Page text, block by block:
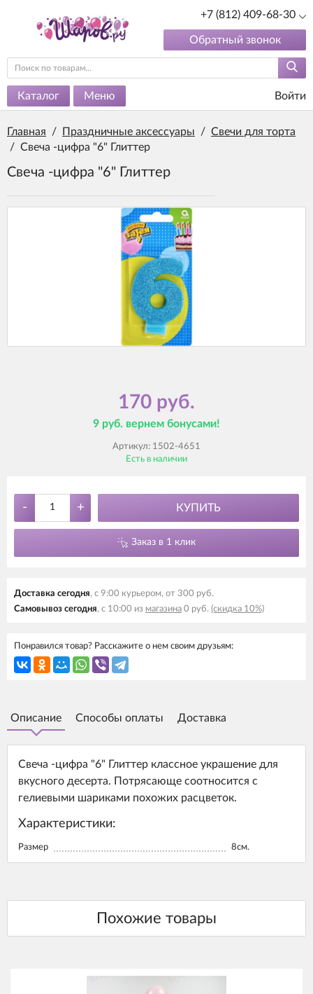
+7 (812) 409-68-30
Обратный звонок
Каталог Меню Войти
Главная / Праздничные аксессуары / Свечи для торта
/ Свеча -цифра "6" Глиттер
Свеча -цифра "6" Глиттер
170 руб.
9 руб. вернем бонусами!
Артикул: 1502-4651
Есть в наличии
- + КУПИТЬ
Заказ в 1 клик
Доставка сегодня, с 9:00 курьером, от 300 руб.
Самовывоз сегодня, с 10:00 из магазина 0 руб. (скидка 10%)
Понравился товар? Расскажите о нем своим друзьям:
Описание Способы оплаты Доставка
Свеча -цифра "6" Глиттер классное украшение для
вкусного десерта. Потрясающе соотносится с
гелиевыми шариками похожих расцветок.
Характеристики:
Размер 8см.